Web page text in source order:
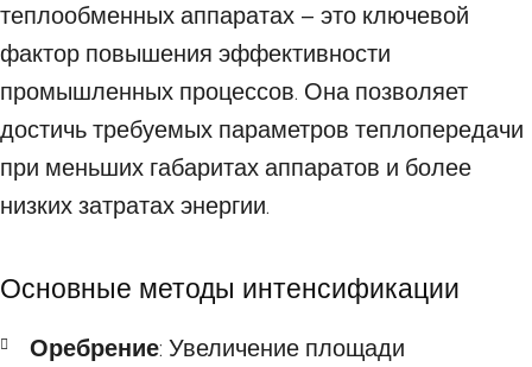
теплообменных аппаратах – это ключевой
фактор повышения эффективности
промышленных процессов. Она позволяет
достичь требуемых параметров теплопередачи
при меньших габаритах аппаратов и более
низких затратах энергии.
Основные методы интенсификации
Оребрение: Увеличение площади